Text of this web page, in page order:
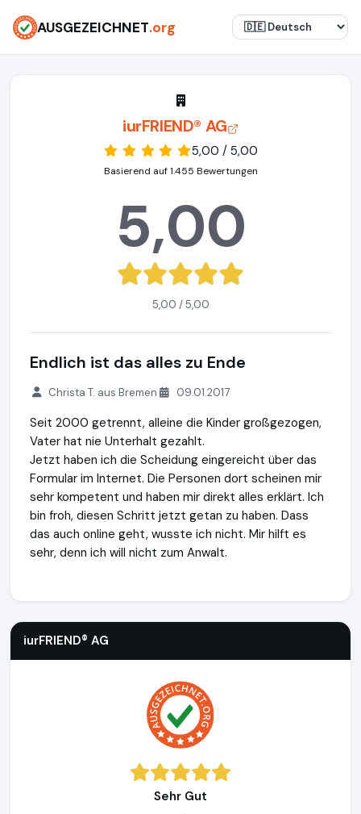
AUSGEZEICHNET.org
iurFRIEND® AG
5,00 / 5,00
Basierend auf 1.455 Bewertungen
5,00
5,00 / 5,00
Endlich ist das alles zu Ende
Christa T. aus Bremen 09.01.2017
Seit 2000 getrennt, alleine die Kinder großgezogen,
Vater hat nie Unterhalt gezahlt.
Jetzt haben ich die Scheidung eingereicht über das
Formular im Internet. Die Personen dort scheinen mir
sehr kompetent und haben mir direkt alles erklärt. Ich
bin froh, diesen Schritt jetzt getan zu haben. Dass
das auch online geht, wusste ich nicht. Mir hilft es
sehr, denn ich will nicht zum Anwalt.
iurFRIEND® AG
Sehr Gut